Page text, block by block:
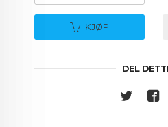
KJØP
DEL